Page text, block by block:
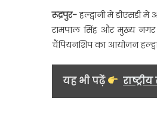
रूद्रपुर-हल्द्वानी में डीएसडी
रामपाल सिंह और मुख्य नगर
चैंपियनशिप का आयोजन
यह भी पढ़ें